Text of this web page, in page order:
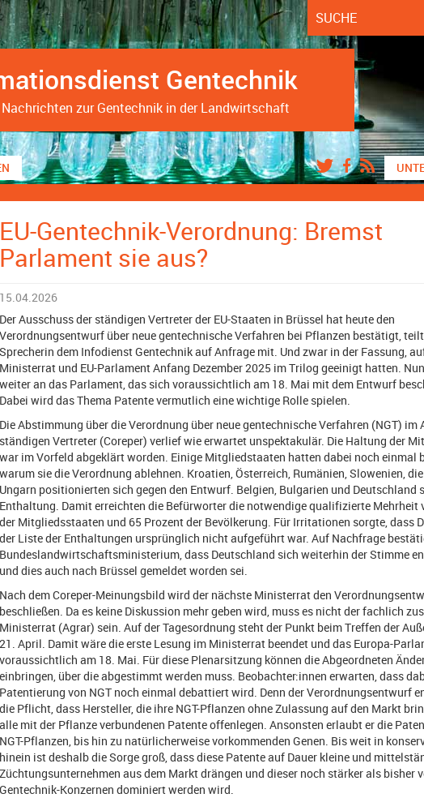
Gentechnik
zur Gentechnik in der Landwirtschaft
EU-Gentechnik-Verordnung: Bremst
Parlament sie aus?
15.04.2026
Der Ausschuss der ständigen Vertreter der EU-Staaten in Brüssel hat heute den
Verordnungsentwurf über neue gentechnische Verfahren bei Pflanzen bestätigt,
Sprecherin dem Infodienst Gentechnik auf Anfrage mit. Und zwar in der Fassung,
Ministerrat und EU-Parlament Anfang Dezember 2025 im Trilog geeinigt hatten.
weiter an das Parlament, das sich voraussichtlich am 18. Mai mit dem Entwurf
Dabei wird das Thema Patente vermutlich eine wichtige Rolle spielen.
Die Abstimmung über die Verordnung über neue gentechnische Verfahren (NGT) im
ständigen Vertreter (Coreper) verlief wie erwartet unspektakulär. Die Haltung der
war im Vorfeld abgeklärt worden. Einige Mitgliedstaaten hatten dabei noch einmal
warum sie die Verordnung ablehnen. Kroatien, Österreich, Rumänien, Slowenien,
Ungarn positionierten sich gegen den Entwurf. Belgien, Bulgarien und Deutschland
Enthaltung. Damit erreichten die Befürworter die notwendige qualifizierte Mehrheit
der Mitgliedsstaaten und 65 Prozent der Bevölkerung. Für Irritationen sorgte, dass
der Liste der Enthaltungen ursprünglich nicht aufgeführt war. Auf Nachfrage
Bundeslandwirtschaftsministerium, dass Deutschland sich weiterhin der Stimme
und dies auch nach Brüssel gemeldet worden sei.
Nach dem Coreper-Meinungsbild wird der nächste Ministerrat den
beschließen. Da es keine Diskussion mehr geben wird, muss es nicht der fachlich
Ministerrat (Agrar) sein. Auf der Tagesordnung steht der Punkt beim Treffen der
21. April. Damit wäre die erste Lesung im Ministerrat beendet und das Europa-
voraussichtlich am 18. Mai. Für diese Plenarsitzung können die Abgeordneten
einbringen, über die abgestimmt werden muss. Beobachter:innen erwarten, dass
Patentierung von NGT noch einmal debattiert wird. Denn der Verordnungsentwurf
die Pflicht, dass Hersteller, die ihre NGT-Pflanzen ohne Zulassung auf den Markt
alle mit der Pflanze verbundenen Patente offenlegen. Ansonsten erlaubt er die
NGT-Pflanzen, bis hin zu natürlicherweise vorkommenden Genen. Bis weit in
hinein ist deshalb die Sorge groß, dass diese Patente auf Dauer kleine und
Züchtungsunternehmen aus dem Markt drängen und dieser noch stärker als bisher
Gentechnik-Konzernen dominiert werden wird.